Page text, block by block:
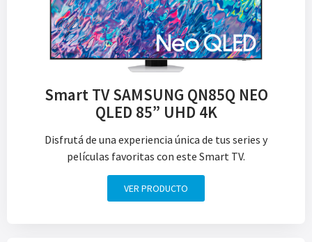
Smart TV SAMSUNG QN85Q NEO
QLED 85” UHD 4K
Disfrutá de una experiencia única de tus series y
películas favoritas con este Smart TV.
VER PRODUCTO